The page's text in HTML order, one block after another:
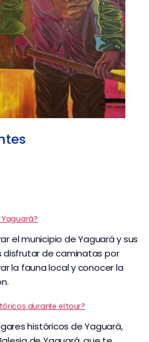
el municipio de Yaguará y sus
disfrutar de caminatas por
la fauna local y conocer la
durante el tour?
históricos de Yaguará,